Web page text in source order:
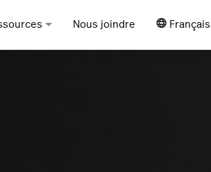
Nous joindre Français